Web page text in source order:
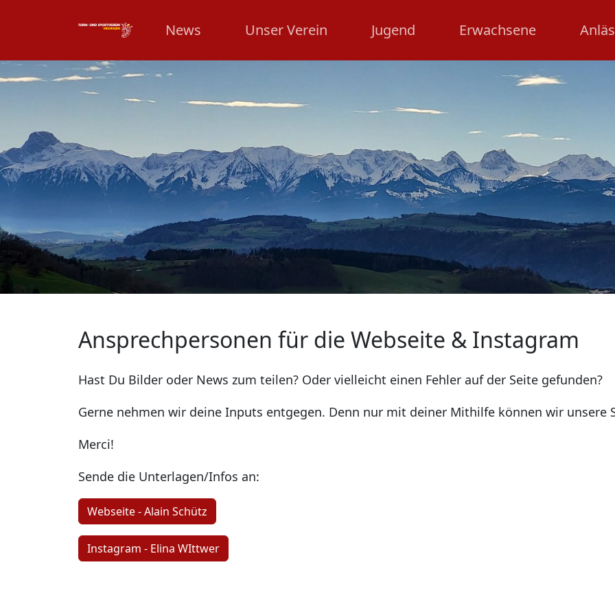
News Unser Verein Jugend Erwachsene
Ansprechpersonen für die Webseite & Instagram
Hast Du Bilder oder News zum teilen? Oder vielleicht einen Fehler auf der Seite gefunden?
Gerne nehmen wir deine Inputs entgegen. Denn nur mit deiner Mithilfe können wir unsere
Merci!
Sende die Unterlagen/Infos an:
Webseite - Alain Schütz
Instagram - Elina WIttwer